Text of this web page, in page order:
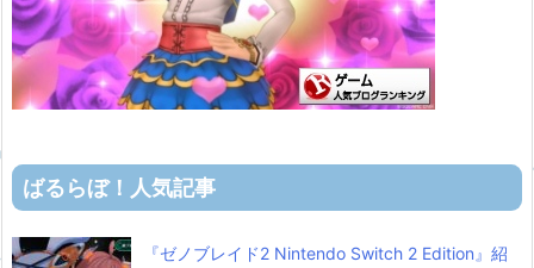
ばるらぼ！人気記事
『ゼノブレイド2 Nintendo Switch 2 Edition』紹